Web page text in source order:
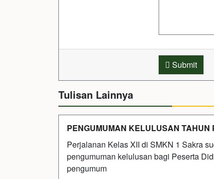
Submit
Tulisan Lainnya
PENGUMUMAN KELULUSAN
Perjalanan Kelas XII di SMKN 1 Sakra
pengumuman kelulusan bagi Peserta
pengumum